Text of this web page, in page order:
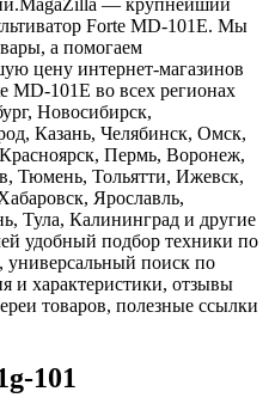
Forte MD-101E. Мы
а помогаем
цену интернет-магазинов
MD-101E во всех регионах
Новосибирск,
Казань, Челябинск, Омск,
Пермь, Воронеж,
Тюмень, Тольятти, Ижевск,
Ярославль,
Тула, Калининград и другие
удобный подбор техники по
универсальный поиск по
и характеристики, отзывы
товаров, полезные ссылки
101